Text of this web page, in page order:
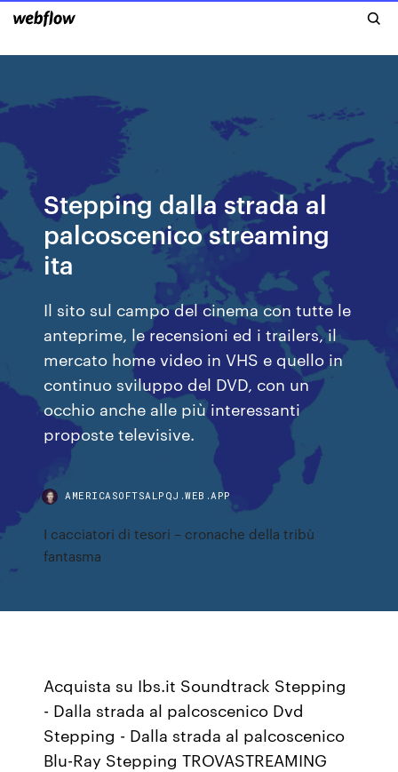
Stepping dalla strada al
palcoscenico streaming
ita
Il sito sul campo del cinema con tutte le
anteprime, le recensioni ed i trailers, il
mercato home video in VHS e quello in
continuo sviluppo del DVD, con un
occhio anche alle più interessanti
proposte televisive.
AMERICASOFTSALPQJ.WEB.APP
I cacciatori di tesori – cronache della tribù
fantasma
Acquista su Ibs.it Soundtrack Stepping
- Dalla strada al palcoscenico Dvd
Stepping - Dalla strada al palcoscenico
Blu-Ray Stepping TROVASTREAMING